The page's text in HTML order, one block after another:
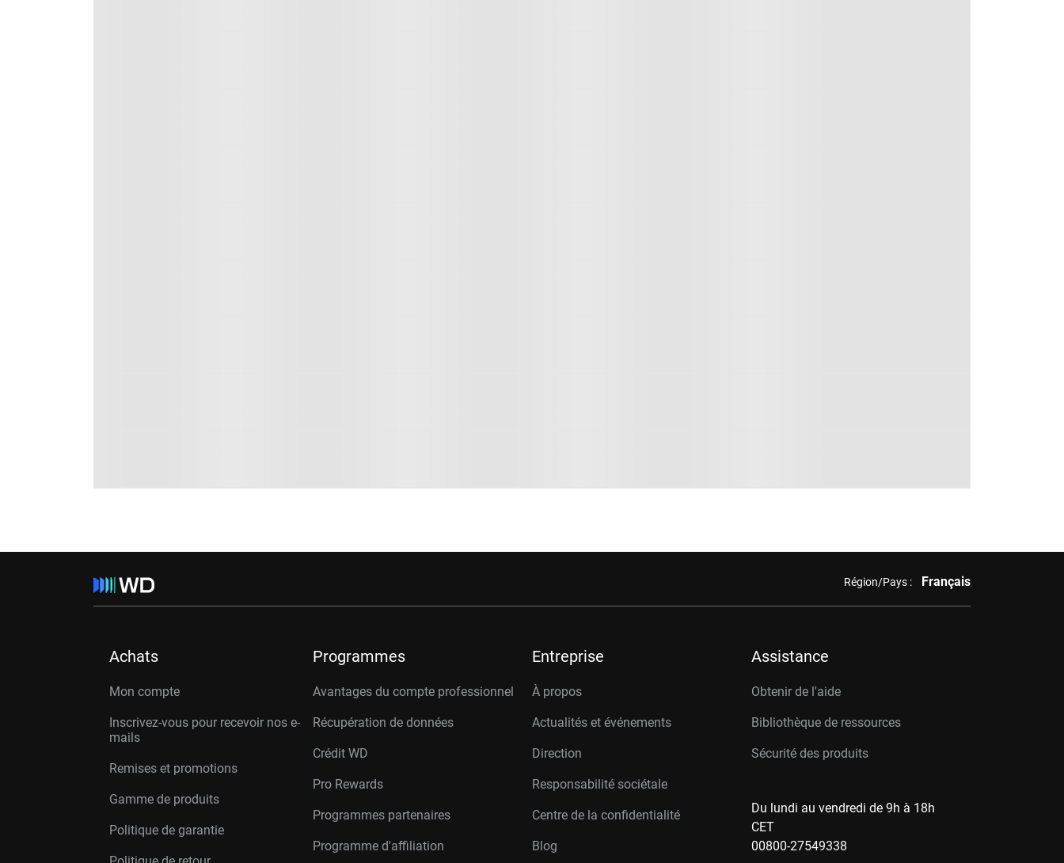
Région/Pays : Français
Achats
Mon compte
Inscrivez-vous pour recevoir nos e-
mails
Remises et promotions
Gamme de produits
Politique de garantie
Programmes
Avantages du compte professionnel
Récupération de données
Crédit WD
Pro Rewards
Programmes partenaires
Programme d'affiliation
Entreprise
À propos
Actualités et événements
Direction
Responsabilité sociétale
Centre de la confidentialité
Blog
Assistance
Obtenir de l'aide
Bibliothèque de ressources
Sécurité des produits
Du lundi au vendredi de 9h à 18h
CET
00800-27549338